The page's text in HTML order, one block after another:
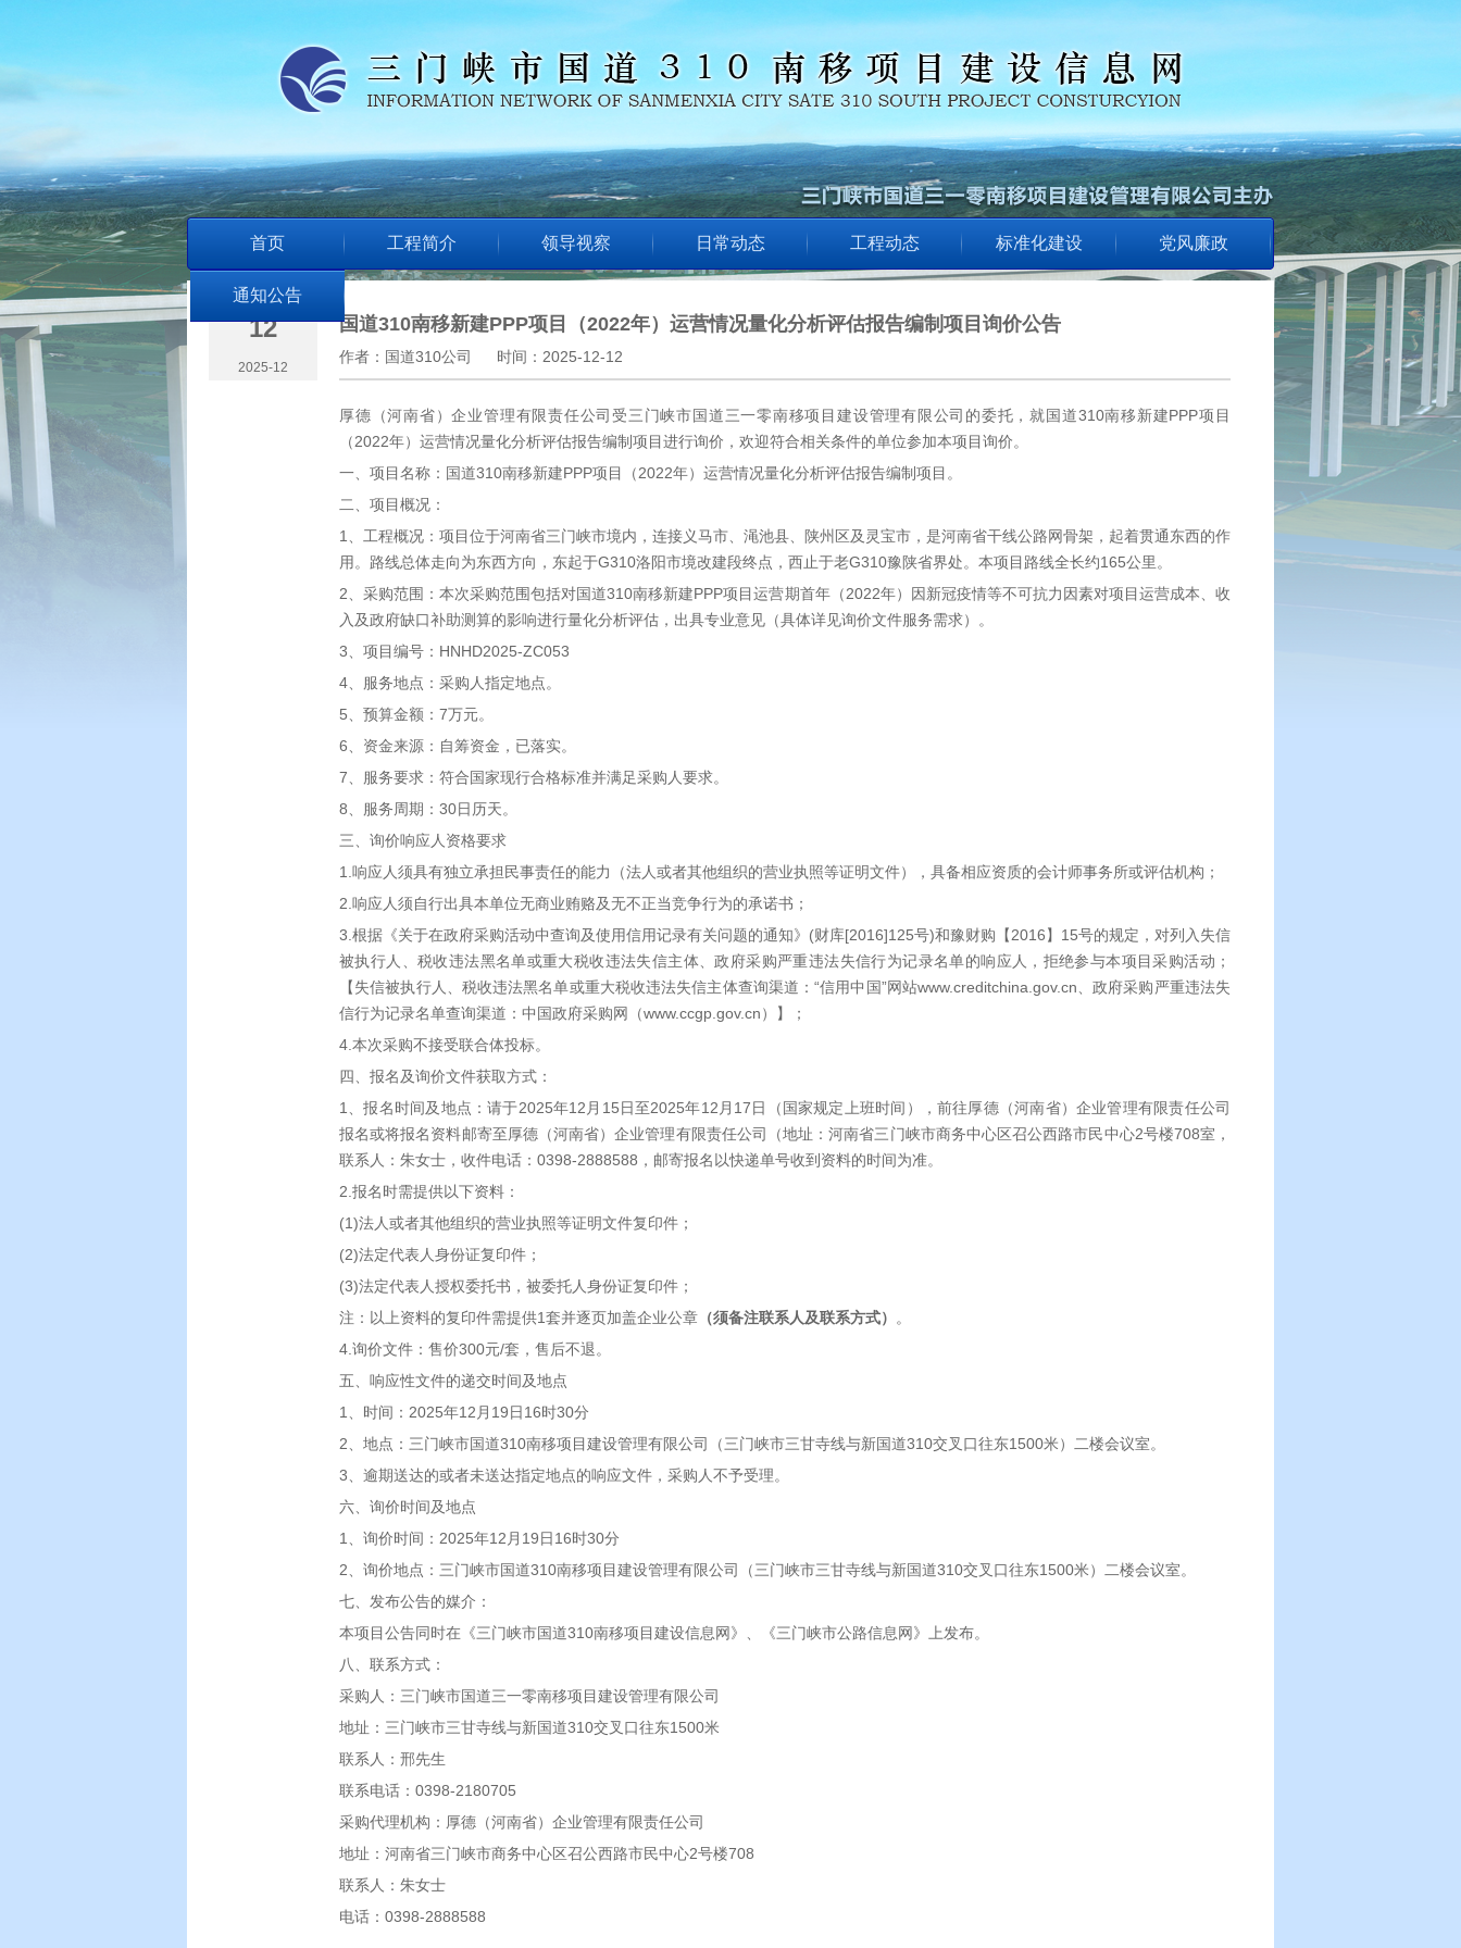
首页 工程简介 领导视察 日常动态 工程动态 标准化建设 党风廉政
通知公告
12
2025-12
国道310南移新建PPP项目（2022年）运营情况量化分析评估报告编制项目询价公告
作者： 国道310公司 时间： 2025-12-12
厚德（河南省）企业管理有限责任公司受三门峡市国道三一零南移项目建设管理有限公司的委托，就国道310南移新建PPP项目
（2022年）运营情况量化分析评估报告编制项目进行询价，欢迎符合相关条件的单位参加本项目询价。
一、项目名称：国道310南移新建PPP项目（2022年）运营情况量化分析评估报告编制项目。
二、项目概况：
1、工程概况：项目位于河南省三门峡市境内，连接义马市、渑池县、陕州区及灵宝市，是河南省干线公路网骨架，起着贯通东西的作
用。路线总体走向为东西方向，东起于G310洛阳市境改建段终点，西止于老G310豫陕省界处。本项目路线全长约165公里。
2、采购范围：本次采购范围包括对国道310南移新建PPP项目运营期首年（2022年）因新冠疫情等不可抗力因素对项目运营成本、收
入及政府缺口补助测算的影响进行量化分析评估，出具专业意见（具体详见询价文件服务需求）。
3、项目编号：HNHD2025-ZC053
4、服务地点：采购人指定地点。
5、预算金额：7万元。
6、资金来源：自筹资金，已落实。
7、服务要求：符合国家现行合格标准并满足采购人要求。
8、服务周期：30日历天。
三、询价响应人资格要求
1.响应人须具有独立承担民事责任的能力（法人或者其他组织的营业执照等证明文件），具备相应资质的会计师事务所或评估机构；
2.响应人须自行出具本单位无商业贿赂及无不正当竞争行为的承诺书；
3.根据《关于在政府采购活动中查询及使用信用记录有关问题的通知》(财库[2016]125号)和豫财购【2016】15号的规定，对列入失信
被执行人、税收违法黑名单或重大税收违法失信主体、政府采购严重违法失信行为记录名单的响应人，拒绝参与本项目采购活动；
【失信被执行人、税收违法黑名单或重大税收违法失信主体查询渠道：“信用中国”网站www.creditchina.gov.cn、政府采购严重违法失
信行为记录名单查询渠道：中国政府采购网（www.ccgp.gov.cn）】；
4.本次采购不接受联合体投标。
四、报名及询价文件获取方式：
1、报名时间及地点：请于2025年12月15日至2025年12月17日（国家规定上班时间），前往厚德（河南省）企业管理有限责任公司
报名或将报名资料邮寄至厚德（河南省）企业管理有限责任公司（地址：河南省三门峡市商务中心区召公西路市民中心2号楼708室，
联系人：朱女士，收件电话：0398-2888588，邮寄报名以快递单号收到资料的时间为准。
2.报名时需提供以下资料：
(1)法人或者其他组织的营业执照等证明文件复印件；
(2)法定代表人身份证复印件；
(3)法定代表人授权委托书，被委托人身份证复印件；
注：以上资料的复印件需提供1套并逐页加盖企业公章 （须备注联系人及联系方式）
。
4.询价文件：售价300元/套，售后不退。
五、响应性文件的递交时间及地点
1、时间：2025年12月19日16时30分
2、地点：三门峡市国道310南移项目建设管理有限公司（三门峡市三甘寺线与新国道310交叉口往东1500米）二楼会议室。
3、逾期送达的或者未送达指定地点的响应文件，采购人不予受理。
六、询价时间及地点
1、询价时间：2025年12月19日16时30分
2、询价地点：三门峡市国道310南移项目建设管理有限公司（三门峡市三甘寺线与新国道310交叉口往东1500米）二楼会议室。
七、发布公告的媒介：
本项目公告同时在《三门峡市国道310南移项目建设信息网》、《三门峡市公路信息网》上发布。
八、联系方式：
采购人：三门峡市国道三一零南移项目建设管理有限公司
地址：三门峡市三甘寺线与新国道310交叉口往东1500米
联系人：邢先生
联系电话：0398-2180705
采购代理机构：厚德（河南省）企业管理有限责任公司
地址：河南省三门峡市商务中心区召公西路市民中心2号楼708
联系人：朱女士
电话：0398-2888588